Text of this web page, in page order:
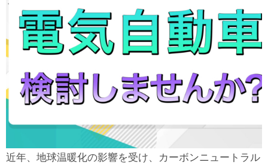
近年、地球温暖化の影響を受け、カーボンニュートラル